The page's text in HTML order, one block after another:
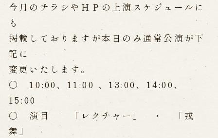
公演情報
公演カレンダー
開催中の公演
近日開催の公演
出張公演
海外旅行客向け特別公演「くにうみ」
今月のチラシやＨＰの上演スケジュールに
も
掲載しておりますが本日のみ通常公演が下
記に
変更いたします。
○ 10:00、11:00 、13:00、14:00、
15:00
○ 演目 「レクチャー」 ・ 「戎
舞」